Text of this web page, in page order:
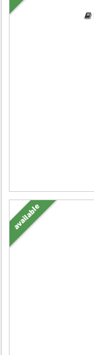
available